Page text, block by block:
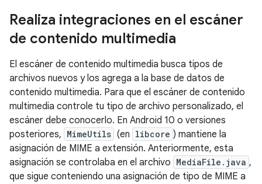
Realiza integraciones en el escáner
de contenido multimedia
El escáner de contenido multimedia busca tipos de
archivos nuevos y los agrega a la base de datos de
contenido multimedia. Para que el escáner de contenido
multimedia controle tu tipo de archivo personalizado, el
escáner debe conocerlo. En Android 10 o versiones
posteriores, MimeUtils (en libcore ) mantiene la
asignación de MIME a extensión. Anteriormente, esta
asignación se controlaba en el archivo MediaFile.java ,
que sigue conteniendo una asignación de tipo de MIME a